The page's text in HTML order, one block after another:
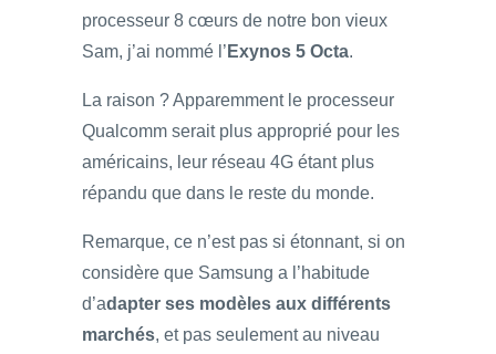
processeur 8 cœurs de notre bon vieux
Sam, j’ai nommé l’ Exynos 5 Octa.
La raison ? Apparemment le processeur
Qualcomm serait plus approprié pour les
américains, leur réseau 4G étant plus
répandu que dans le reste du monde.
Remarque, ce n’est pas si étonnant, si on
considère que Samsung a l’habitude
d’adapter ses modèles aux différents
marchés, et pas seulement au niveau